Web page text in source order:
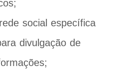
social específica
divulgação de